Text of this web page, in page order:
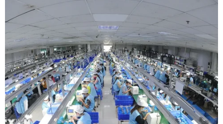
Ngoại trưởng Mỹ kêu gọi các nước Arab
chấm dứt tẩy chay Israel
26/11/2019 02:31